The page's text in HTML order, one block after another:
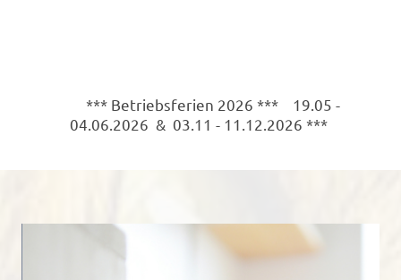
*** Betriebsferien 2026 *** 19.05 -
04.06.2026 & 03.11 - 11.12.2026 ***